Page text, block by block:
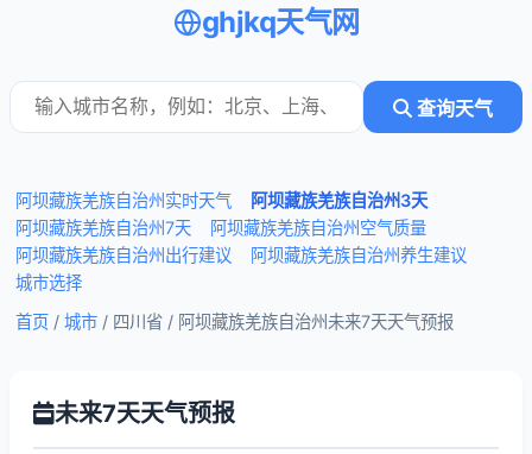
ghjkq天气网
查询天气
阿坝藏族羌族自治州实时天气
阿坝藏族羌族自治州3天
阿坝藏族羌族自治州7天
阿坝藏族羌族自治州空气质量
阿坝藏族羌族自治州出行建议
阿坝藏族羌族自治州养生建议
城市选择
首页 / 城市 / 四川省 / 阿坝藏族羌族自治州未来7天天气预报
未来7天天气预报